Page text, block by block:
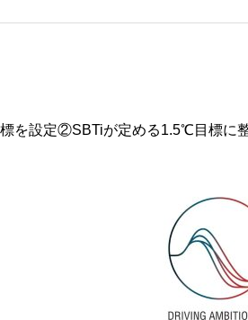
を設定②SBTiが定める1.5℃目標に